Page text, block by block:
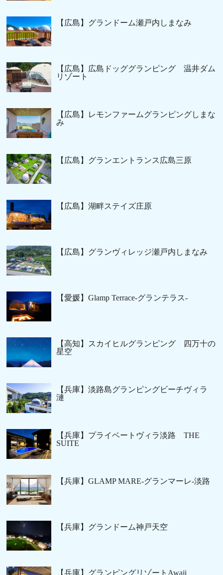
【広島】グランドーム瀬戸内しまなみ
【広島】広島ドッググランピング 温井ダム
リゾート
【広島】レモンファームグランピングしまな
み
【広島】グランエントランス広島三原
【広島】湖畔ステイズ庄原
【広島】グランヴィレッジ瀬戸内しまなみ
【愛媛】Glamp Terrace-グランテラス-
【高知】スカイヒルグランピング 四万十の
星空
【兵庫】淡路島グランピングビーチヴィラ
漣
【兵庫】プライベートヴィラ淡路 THE
SUITE
【兵庫】GLAMP MARE-グランマーレ-淡路
【兵庫】グランドーム神戸天空
【兵庫】グランピングリゾートAwaji